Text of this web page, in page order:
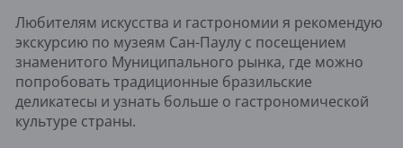
Любителям искусства и гастрономии я рекомендую
экскурсию по музеям Сан-Паулу с посещением
знаменитого Муниципального рынка, где можно
попробовать традиционные бразильские
деликатесы и узнать больше о гастрономической
культуре страны.